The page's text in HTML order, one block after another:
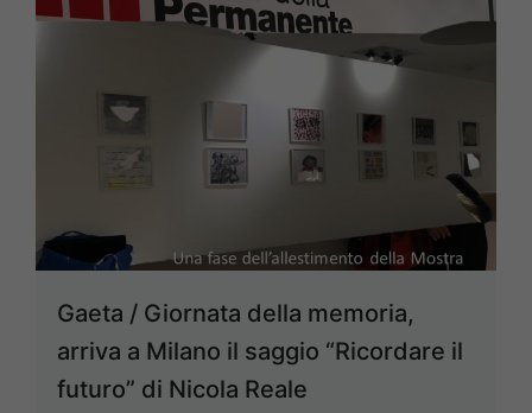
Gaeta / Giornata della memoria,
arriva a Milano il saggio “Ricordare il
futuro” di Nicola Reale